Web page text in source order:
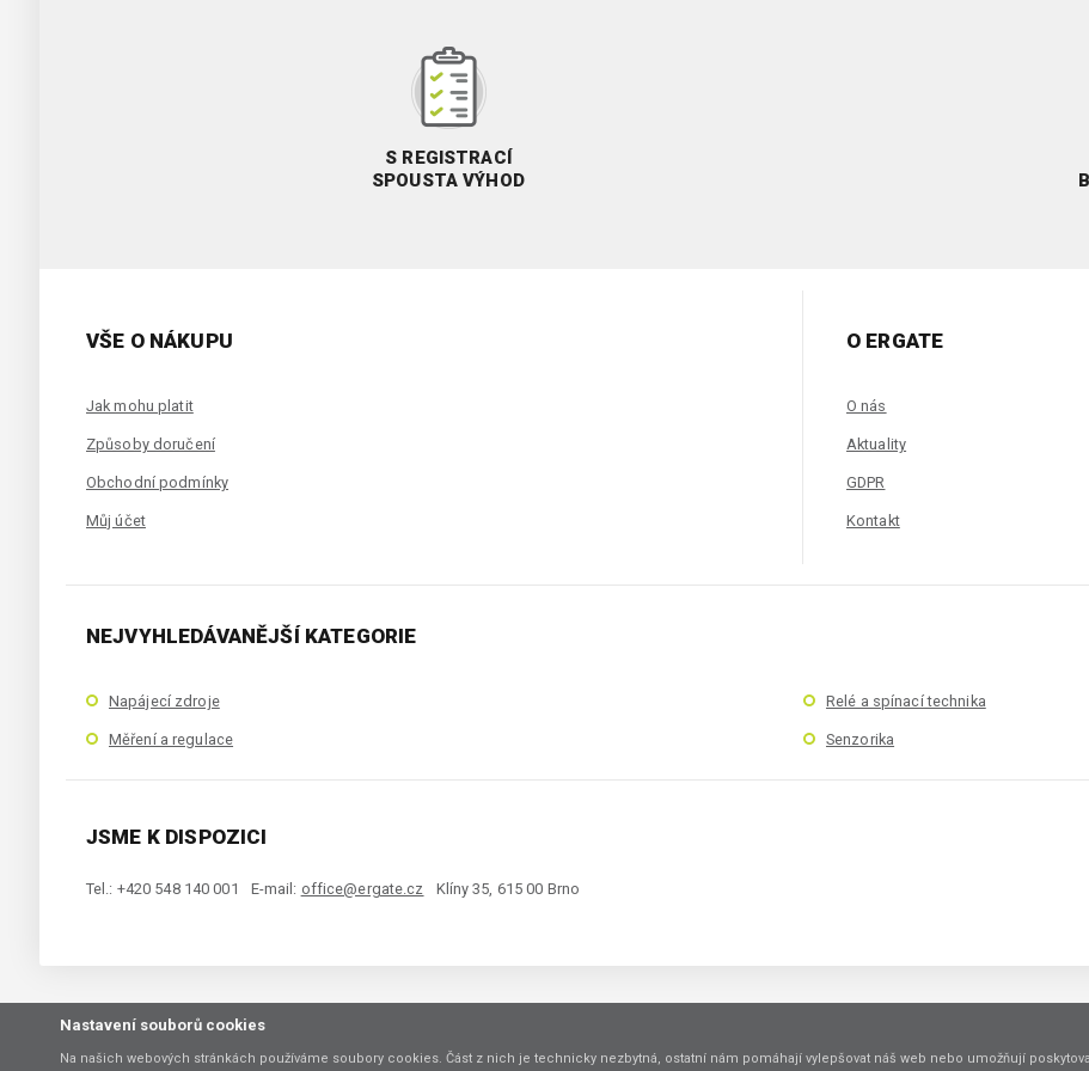
S REGISTRACÍ
SPOUSTA VÝHOD
VŠE O NÁKUPU
Jak mohu platit
Způsoby doručení
Obchodní podmínky
Můj účet
O ERGATE
O nás
Aktuality
GDPR
Kontakt
NEJVYHLEDÁVANĚJŠÍ KATEGORIE
Napájecí zdroje Relé a spínací technika
Měření a regulace Senzorika
JSME K DISPOZICI
Tel.: +420 548 140 001 E-mail: office@ergate.cz Klíny 35, 615 00 Brno
Copyright © 2021 ERGATE Automation s.r.o., Klíny 35, 61500 Brno
Nastavení souborů cookies
Na našich webových stránkách používáme soubory cookies. Část z nich je technicky nezbytná, ostatní nám pomáhají vylepšovat náš web nebo umožňují